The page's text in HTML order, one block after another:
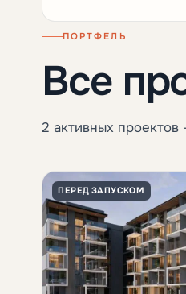
ПОРТФЕЛЬ
Все
2 активных
ПЕРЕД ЗАПУСКОМ